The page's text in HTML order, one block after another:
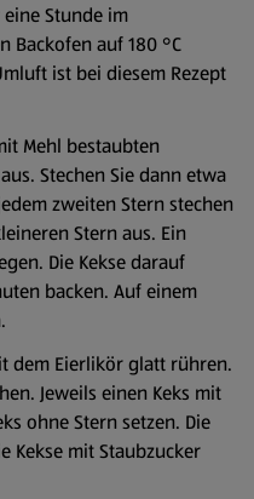
Stunde im
Backofen auf 180 °C
ist bei diesem Rezept
Mehl bestaubten
Stechen Sie dann etwa
zweiten Stern stechen
Stern aus. Ein
Die Kekse darauf
backen. Auf einem
dem Eierlikör glatt rühren.
Jeweils einen Keks mit
ohne Stern setzen. Die
Kekse mit Staubzucker